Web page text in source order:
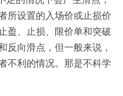
所设置的入场价或止损价
盈、止损、限价单和突破
反向滑点，但一般来说，
不利的情况。那是不科学